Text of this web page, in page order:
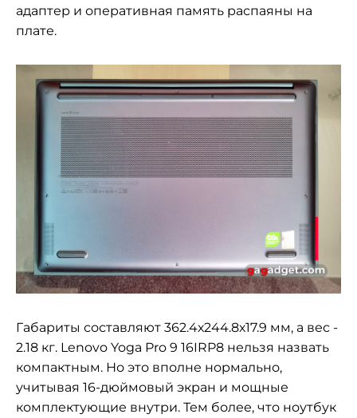
адаптер и оперативная память распаяны на
плате.
Габариты составляют 362.4х244.8х17.9 мм, а вес -
2.18 кг. Lenovo Yoga Pro 9 16IRP8 нельзя назвать
компактным. Но это вполне нормально,
учитывая 16-дюймовый экран и мощные
комплектующие внутри. Тем более, что ноутбук